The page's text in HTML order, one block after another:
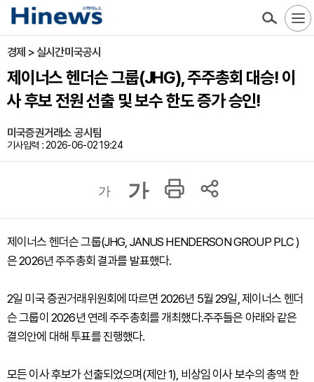
경제 > 실시간미국공시
제이너스 헨더슨 그룹(JHG), 주주총회 대승! 이
사 후보 전원 선출 및 보수 한도 증가 승인!
미국증권거래소 공시팀
기사입력 : 2026-06-02 19:24
가 가
제이너스 헨더슨 그룹(JHG, JANUS HENDERSON GROUP PLC )
은 2026년 주주총회 결과를 발표했다.
2일 미국 증권거래위원회에 따르면 2026년 5월 29일, 제이너스 헨더
슨 그룹이 2026년 연례 주주총회를 개최했다.주주들은 아래와 같은
결의안에 대해 투표를 진행했다.
모든 이사 후보가 선출되었으며(제안 1), 비상임 이사 보수의 총액 한